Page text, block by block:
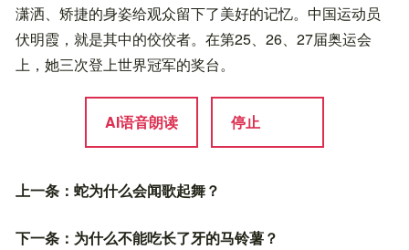
潇洒、矫捷的身姿给观众留下了美好的记忆。中国运动员
伏明霞，就是其中的佼佼者。在第25、26、27届奥运会
上，她三次登上世界冠军的奖台。
AI语音朗读 停止
上一条： 蛇为什么会闻歌起舞？
下一条： 为什么不能吃长了牙的马铃薯？